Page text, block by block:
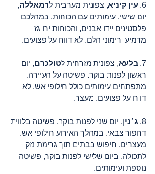
6. עין קיניא, צפונית מערבית לרמאללה,
יום שישי. עימותים עם הכוחות, במהלכם
פלסטינים יידו אבנים, והכוחות ירו גז
מדמיע, רימוני הלם. לא דווח על פצועים.
7. בלעא, צפונית מזרחית לטולכרם, יום
ראשון לפנות בוקר. פשיטה על העיירה.
מתפתחים עימותים כולל חילופי אש. לא
דווח על פצועים. מעצר.
8. ג׳נין, יום שני לפנות בוקר. פשיטה בלווית
דחפור צבאי. במהלך האירוע חילופי אש.
מעצרים. חיפוש בבתים תוך גרימת נזק
לתכולה. ביום שלישי לפנות בוקר, פשיטה
נוספת ועימותים.